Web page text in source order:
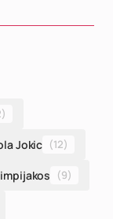
Jokic (12)
(9)